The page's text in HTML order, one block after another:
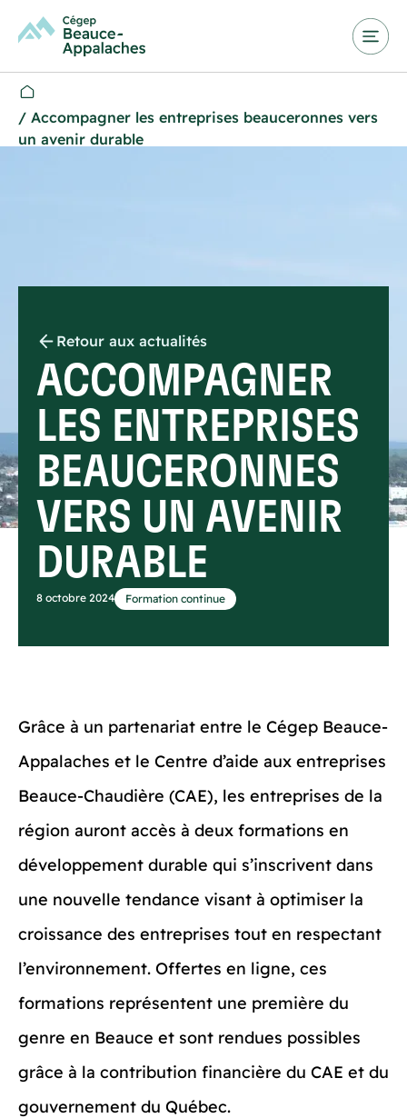
/ Accompagner les entreprises beauceronnes vers
un avenir durable
Retour aux actualités
ACCOMPAGNER
LES ENTREPRISES
BEAUCERONNES
VERS UN AVENIR
DURABLE
8 octobre 2024 Formation continue
Grâce à un partenariat entre le Cégep Beauce-
Appalaches et le Centre d’aide aux entreprises
Beauce-Chaudière (CAE), les entreprises de la
région auront accès à deux formations en
développement durable qui s’inscrivent dans
une nouvelle tendance visant à optimiser la
croissance des entreprises tout en respectant
l’environnement. Offertes en ligne, ces
formations représentent une première du
genre en Beauce et sont rendues possibles
grâce à la contribution financière du CAE et du
gouvernement du Québec.